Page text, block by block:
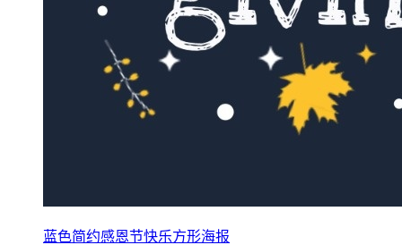
蓝色简约感恩节快乐方形海报